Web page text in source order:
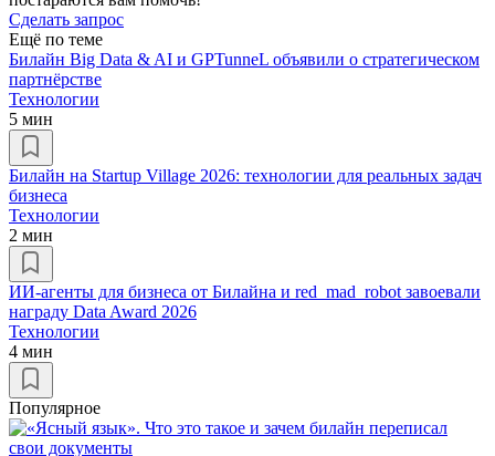
Сделать запрос
Ещё по теме
Билайн Big Data & AI и GPTunneL объявили о стратегическом
партнёрстве
Технологии
5 мин
Билайн на Startup Village 2026: технологии для реальных задач
бизнеса
Технологии
2 мин
ИИ-агенты для бизнеса от Билайна и red_mad_robot завоевали
награду Data Award 2026
Технологии
4 мин
Популярное